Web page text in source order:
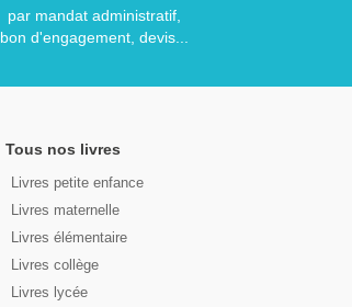
par mandat administratif,
bon d'engagement, devis...
Tous nos livres
Livres petite enfance
Livres maternelle
Livres élémentaire
Livres collège
Livres lycée